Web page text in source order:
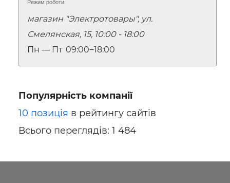
пристроїв
Режим роботи:
магазин "Электротовары", ул.
Смелянская, 15, 10:00 - 18:00
Пн — Пт 09:00‒18:00
Популярність компанії
10 позиція в рейтингу сайтів
Всього переглядів: 1 484